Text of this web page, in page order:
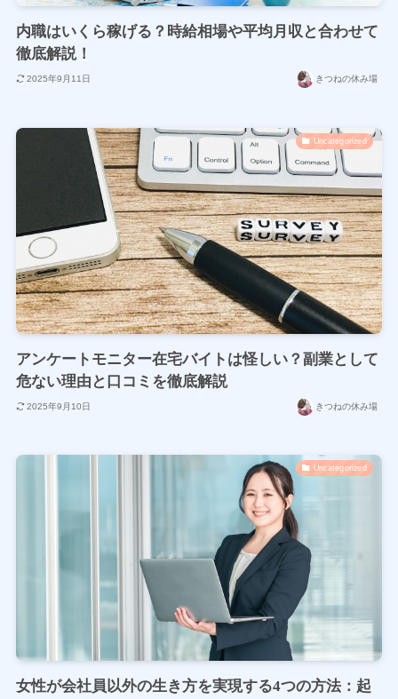
内職はいくら稼げる？時給相場や平均月収と合わせて
徹底解説！
2025年9月11日 きつねの休み場
Uncategorized
アンケートモニター在宅バイトは怪しい？副業として
危ない理由と口コミを徹底解説
2025年9月10日 きつねの休み場
Uncategorized
女性が会社員以外の生き方を実現する4つの方法：起